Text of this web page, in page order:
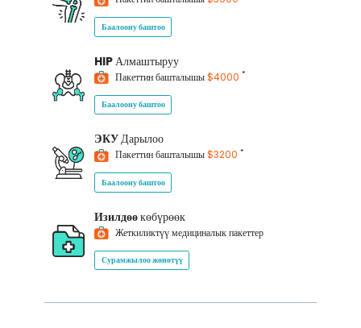
Баалоону баштоо
HIPАлмаштыруу
Пакеттин башталышы$4000 *
Баалоону баштоо
ЭКУДарылоо
Пакеттин башталышы$3200 *
Баалоону баштоо
Изилдөөкөбүрөөк
Жеткиликтүү медициналык пакеттер
Сурамжылоо жөнөтүү